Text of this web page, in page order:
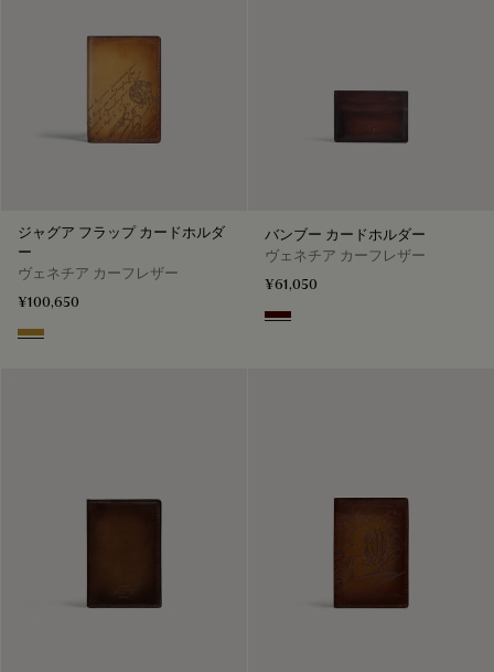
ジャグア フラップ カードホルダ
ー
ヴェネチア カーフレザー
¥100,650
Mustard
バンブー カードホルダー
ヴェネチア カーフレザー
¥61,050
Maduro